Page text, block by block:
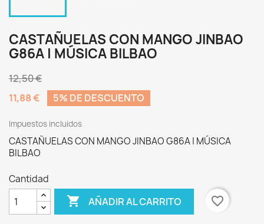
CASTAÑUELAS CON MANGO JINBAO
G86A | MÚSICA BILBAO
12,50 €
11,88 €
5% DE DESCUENTO
Impuestos incluidos
CASTAÑUELAS CON MANGO JINBAO G86A | MÚSICA
BILBAO
Cantidad
 AÑADIR AL CARRITO favorite_border